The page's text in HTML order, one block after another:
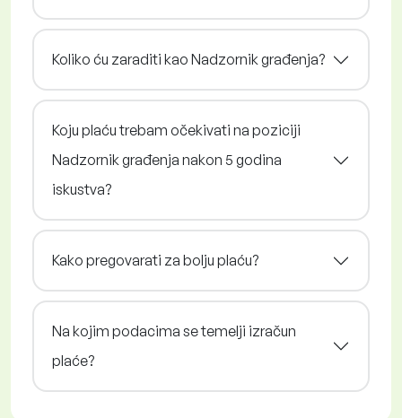
Koliko ću zaraditi kao Nadzornik građenja?
Koju plaću trebam očekivati na poziciji
Nadzornik građenja nakon 5 godina
iskustva?
Kako pregovarati za bolju plaću?
Na kojim podacima se temelji izračun
plaće?